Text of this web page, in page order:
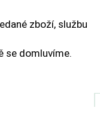
zboží, službu
se domluvíme.